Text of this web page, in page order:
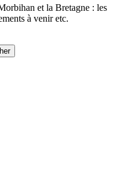
et la Bretagne : les
à venir etc.